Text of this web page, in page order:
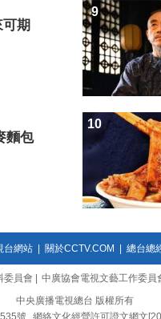
期
麵包
9
10
台網站| 關於CCTV.COM 總台總
委員會 中廣協會電視文藝工作委員
中央廣播電視總台 版權所有
號
網絡文化經營許可證文網文